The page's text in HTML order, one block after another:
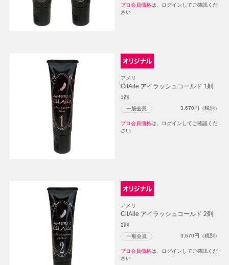
プロ会員価格は、ログインしてご確認くだ
さい
アメリ
CilAile アイラッシュコールド 1剤
1剤
一般会員 3,670円（税別）
プロ会員価格は、ログインしてご確認くだ
さい
アメリ
CilAile アイラッシュコールド 2剤
2剤
一般会員 3,670円（税別）
プロ会員価格は、ログインしてご確認くだ
さい